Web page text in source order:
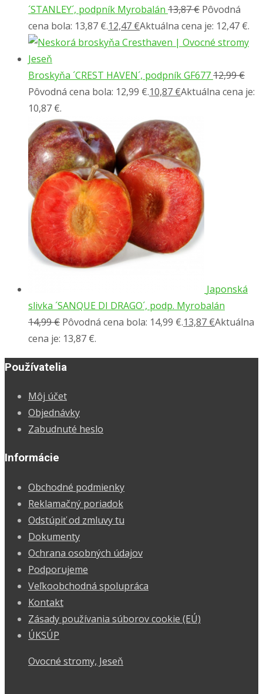
´STANLEY´, podpník Myrobalán 13,87€ Pôvodná
cena bola: 13,87 €.12,47 €Aktuálna cena je: 12,47 €.
Broskyňa ´CREST HAVEN´, podpník GF67712,99€
Pôvodná cena bola: 12,99 €.10,87 €Aktuálna cena je:
10,87 €.
Japonská
slivka ´SANQUE DI DRAGO´, podp. Myrobalán
14,99€ Pôvodná cena bola: 14,99 €.13,87 €Aktuálna
cena je: 13,87 €.
Používatelia
Môj účet
Objednávky
Zabudnuté heslo
Informácie
Obchodné podmienky
Reklamačný poriadok
Odstúpiť od zmluvy tu
Dokumenty
Ochrana osobných údajov
Podporujeme
Veľkoobchodná spolupráca
Kontakt
Zásady používania súborov cookie (EÚ)
ÚKSÚP
Ovocné stromy, Jeseň